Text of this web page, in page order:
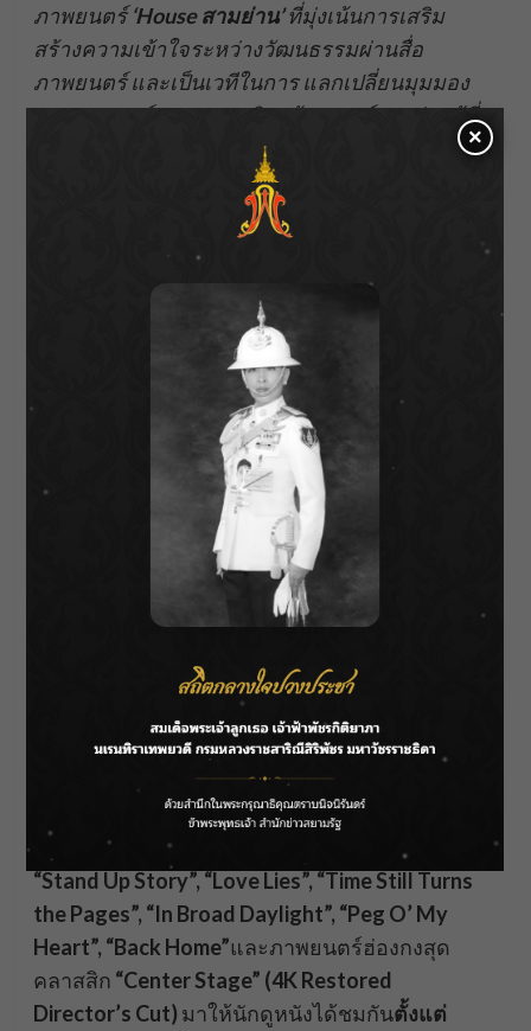
ภาพยนตร์‘Houseสามย่าน’ที่มุ่งเน้นการเสริม
สร้างความเข้าใจระหว่างวัฒนธรรมผ่านสื่อ
ภาพยนตร์ และเป็นเวทีในการ แลกเปลี่ยนมุมมอง
ประสบการณ์ และความคิดสร้างสรรค์ระหว่างผู้ที่
ในอุตสาหกรรม
ภาพยนตร์ของทั้ง
ประเทศไทยได้รับเกียรติให้เข้าร่วมงานที่สำคัญ
‘Asian Film Awards’
มาโดยตลอด ซึ่งเป็นเครื่องยืนยันถึง
ความสำคัญและศักยภาพของ
ภาพยนตร์ไทยที่ได้รับการยอมรับใน
เวทีสากล งานเหล่านี้ไม่เพียงแต่เปิดโอกาสให้ผู้
ภาพยนตร์ไทยได้แสดงผลงานของตนเองต่อ
สายตาชาวโลก แต่ยังเสริมสร้างความสัมพันธ์อัน
แน่นแฟ้นระหว่า
งประเทศไทยและเขตบริหาร
พิเศษฮ่องกง ในด้านศิลปวัฒนธรรมด้วย
สุดท้ายนี้ ดิฉันขออวยพรให้การจัดงานครั้งนี้
ประสบความสำเร็จ และสร้างแรงบันดาลใจใหม่ๆ
ความสัมพันธ์อันดียิ่งระหว่าง
และเขตบริหารพิเศษฮ่องกง ร
ประเทศอื่นๆ ในภูมิภาคเอเชีย”
งานภาพยนตร์ฮ่องกงฯ ในปีนี้ ได้คัดสรรหนัง
คุณภาพเยี่ยมจำนวน 9 เรื่อง ได้แก่“Twilight of
the Warriors: Walled In”, “Customs Frontline”,
“Stand Up Story”, “Love Lies”, “Time Still Turns
the Pages”, “In Broad Daylight”, “Peg O’ My
Heart”, “Back Home”และภาพยนตร์ฮ่องกงสุด
คลาสสิก “Center Stage” (4K Restored
Director’s Cut) มาให้นักดูหนังได้ชมกันตั้งแต่
×